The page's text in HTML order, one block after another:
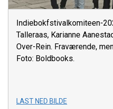
Indiebokfstivalkomiteen-
Talleraas, Karianne
Over-Rein. Fraværende,
Foto: Boldbooks.
LAST NED BILDE